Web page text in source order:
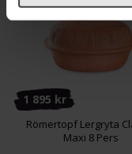
1 895 kr
Römertopf Lergryta
Maxi 8 Pers